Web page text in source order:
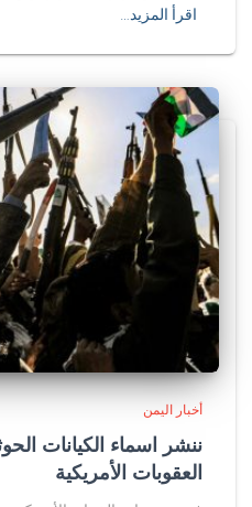
اقرأ المزيد…
أخبار اليمن
ننشر اسماء الكيانات
العقوبات الأمريكية